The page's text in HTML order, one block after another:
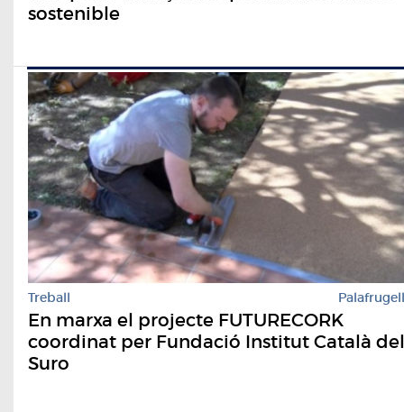
sostenible
Treball Palafrugell
En marxa el projecte FUTURECORK
coordinat per Fundació Institut Català del
Suro